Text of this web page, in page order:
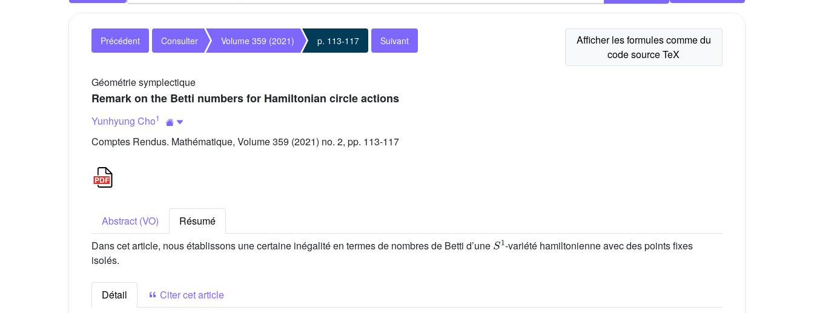
Précédent Consulter Volume 359 (2021) p. 113-117 Suivant
Géométrie symplectique
Remark on the Betti numbers for Hamiltonian circle actions
Yunhyung Cho1
Comptes Rendus. Mathématique, Volume 359 (2021) no. 2, pp. 113-117
Abstract (VO)
Résumé
Dans cet article, nous établissons une certaine inégalité en termes de nombres de Betti d’une
S1
-variété hamiltonienne avec des points fixes
isolés.
Détail
Citer cet article